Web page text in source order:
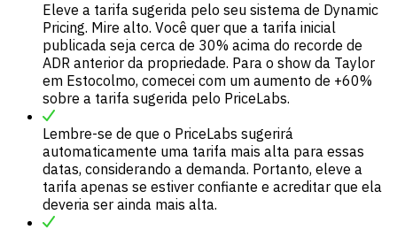
Eleve a tarifa sugerida pelo seu sistema de Dynamic
Pricing. Mire alto. Você quer que a tarifa inicial
publicada seja cerca de 30% acima do recorde de
ADR anterior da propriedade. Para o show da Taylor
em Estocolmo, comecei com um aumento de +60%
sobre a tarifa sugerida pelo PriceLabs.
Lembre-se de que o PriceLabs sugerirá
automaticamente uma tarifa mais alta para essas
datas, considerando a demanda. Portanto, eleve a
tarifa apenas se estiver confiante e acreditar que ela
deveria ser ainda mais alta.